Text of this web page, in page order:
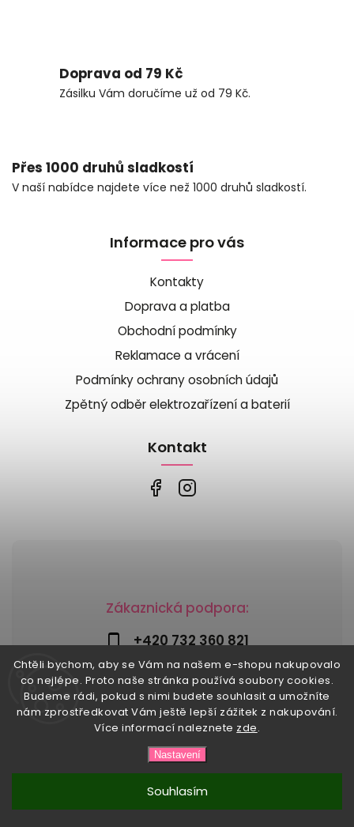
Chtěli bychom, aby se Vám na našem e-shopu nakupovalo
co nejlépe. Proto naše stránka používá soubory cookies.
Budeme rádi, pokud s nimi budete souhlasit a umožníte
nám zprostředkovat Vám ještě lepší zážitek z nakupování.
Více informací naleznete zde.
Nastavení
Souhlasím
Doprava od 79 Kč
Zásilku Vám doručíme už od 79 Kč.
Přes 1000 druhů sladkostí
V naší nabídce najdete více než 1000 druhů sladkostí.
Zákaznická podpora:
+420 732 360 821
info@risesnu.cz
Informace pro vás
Kontakty
Doprava a platba
Obchodní podmínky
Reklamace a vrácení
Podmínky ochrany osobních údajů
Zpětný odběr elektrozařízení a baterií
Kontakt
Risesnu.cz. Všechna práva vyhrazena.
Upravit nastavení cookies
Shoptet | Design